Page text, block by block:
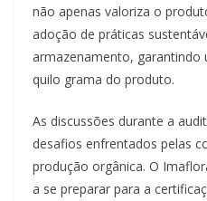
não apenas valoriza o
adoção de práticas
armazenamento, garantindo
quilo grama do produto.
As discussões durante a
desafios enfrentados pelas
produção orgânica. O
a se preparar para a